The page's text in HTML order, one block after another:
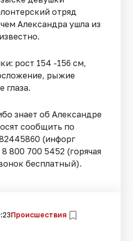
отряд
Александра ушла из
рост 154 -156 см,
рыжие
глаза.
знает об Александре
сообщить по
(инфорг
800 700 5452 (горячая
бесплатный).
Происшествия